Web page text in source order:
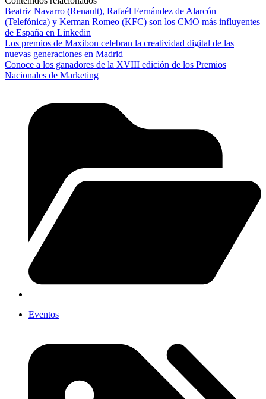
Beatriz Navarro (Renault), Rafaél Fernández de Alarcón
(Telefónica) y Kerman Romeo (KFC) son los CMO más influyentes
de España en Linkedin
Los premios de Maxibon celebran la creatividad digital de las
nuevas generaciones en Madrid
Conoce a los ganadores de la XVIII edición de los Premios
Nacionales de Marketing
Eventos